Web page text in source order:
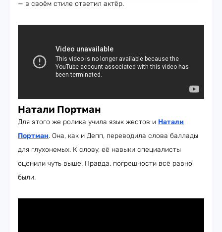
— в своём стиле ответил актёр.
Натали Портман
Для этого же ролика учила язык жестов и Натали
Портман. Она, как и Депп, переводила слова баллады
для глухонемых. К слову, её навыки специалисты
оценили чуть выше. Правда, погрешности всё равно
были.